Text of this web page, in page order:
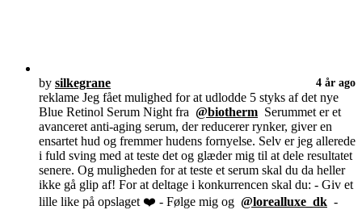
by silkegrane 4 år ago
reklame Jeg fået mulighed for at udlodde 5 styks af det nye
Blue Retinol Serum Night fra @biotherm Serummet er et
avanceret anti-aging serum, der reducerer rynker, giver en
ensartet hud og fremmer hudens fornyelse. Selv er jeg allerede
i fuld sving med at teste det og glæder mig til at dele resultatet
senere. Og muligheden for at teste et serum skal du da heller
ikke gå glip af! For at deltage i konkurrencen skal du: - Giv et
lille like på opslaget ❤️ - Følge mig og @lorealluxe_dk -